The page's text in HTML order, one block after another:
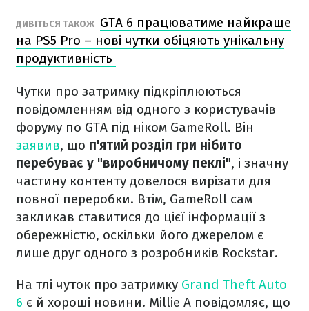
ДИВІТЬСЯ ТАКОЖ GTA 6 працюватиме найкраще
на PS5 Pro – нові чутки обіцяють унікальну
продуктивність
Чутки про затримку підкріплюються
повідомленням від одного з користувачів
форуму по GTA під ніком GameRoll. Він
заявив, що п'ятий розділ гри нібито
перебуває у "виробничому пеклі", і значну
частину контенту довелося вирізати для
повної переробки. Втім, GameRoll сам
закликав ставитися до цієї інформації з
обережністю, оскільки його джерелом є
лише друг одного з розробників Rockstar.
На тлі чуток про затримку Grand Theft Auto
6 є й хороші новини. Millie A повідомляє, що